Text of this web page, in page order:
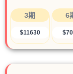
3期
$11630
6